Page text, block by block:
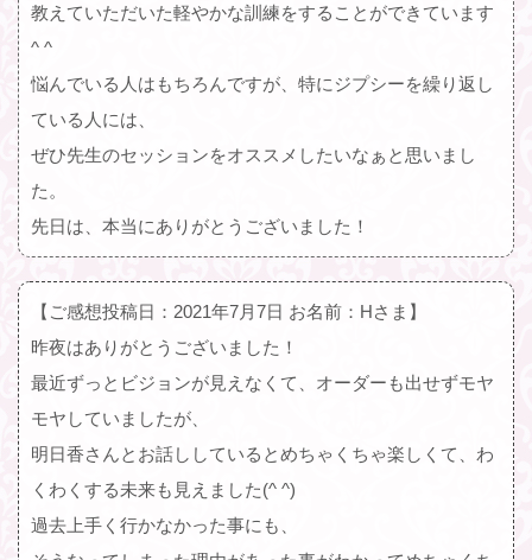
教えていただいた軽やかな訓練をすることができています
^ ^
悩んでいる人はもちろんですが、特にジプシーを繰り返し
ている人には、
ぜひ先生のセッションをオススメしたいなぁと思いまし
た。
先日は、本当にありがとうございました！
【ご感想投稿日：2021年7月7日 お名前：Hさま】
昨夜はありがとうございました！
最近ずっとビジョンが見えなくて、オーダーも出せずモヤ
モヤしていましたが、
明日香さんとお話ししているとめちゃくちゃ楽しくて、わ
くわくする未来も見えました(^ ^)
過去上手く行かなかった事にも、